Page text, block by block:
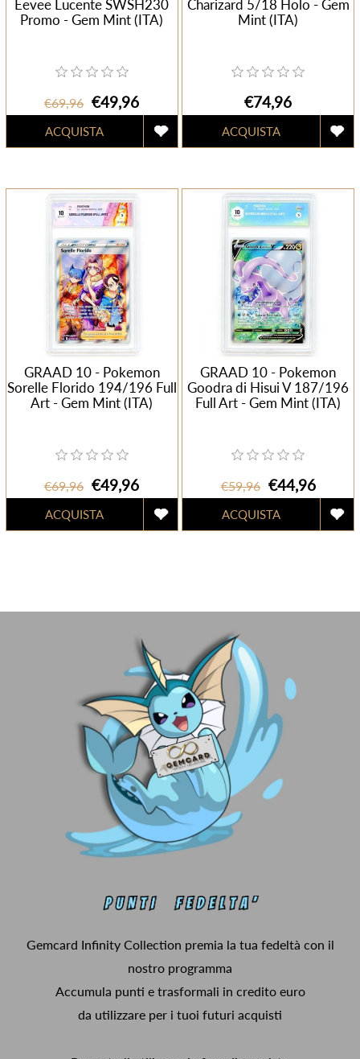
Eevee Lucente SWSH230
Promo - Gem Mint (ITA)
€69,96 €49,96
Charizard 5/18 Holo - Gem
Mint (ITA)
€74,96
GRAAD 10 - Pokemon
Sorelle Florido 194/196 Full
Art - Gem Mint (ITA)
€69,96 €49,96
GRAAD 10 - Pokemon
Goodra di Hisui V 187/196
Full Art - Gem Mint (ITA)
€59,96 €44,96
Gemcard Infinity Collection premia la tua fedeltà con il
nostro programma
Accumula punti e trasformali in credito euro
da utilizzare per i tuoi futuri acquisti